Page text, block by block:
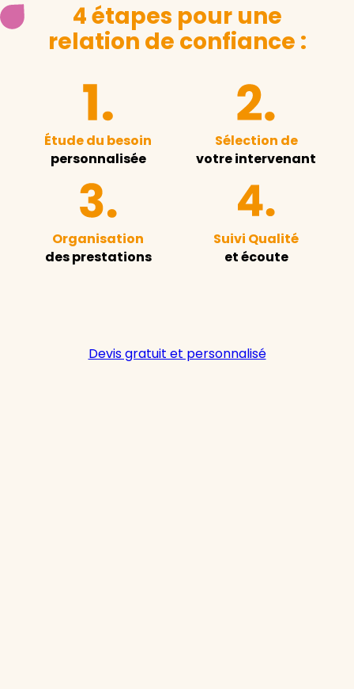
4 étapes pour une
relation de confiance :
Étude du besoin
personnalisée
Sélection de
votre intervenant
Organisation
des prestations
Suivi Qualité
et écoute
Devis gratuit et personnalisé